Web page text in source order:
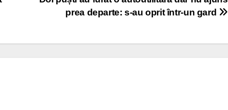
prea departe: s-au oprit într-un gard